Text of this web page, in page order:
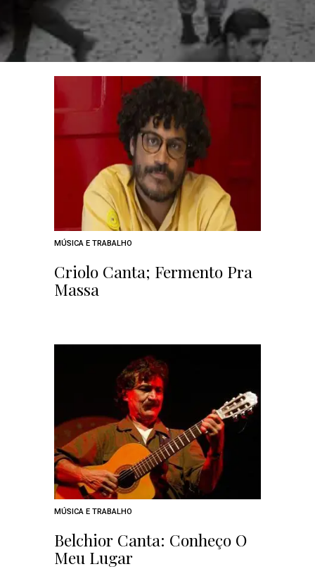
MÚSICA E TRABALHO
Criolo Canta; Fermento Pra
Massa
MÚSICA E TRABALHO
Belchior Canta: Conheço O
Meu Lugar